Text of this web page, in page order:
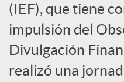
o
r
(IEF), que tiene
impulsión del
Divulgación
realizó una